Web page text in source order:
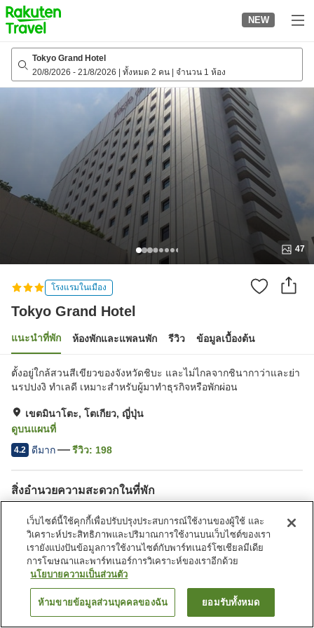
to
top
page
NEW
Tokyo Grand Hotel
20/8/2026 - 21/8/2026 ทั้งหมด 2 คน จำนวน 1 ห้อง
47
โรงแรมในเมือง
Tokyo Grand Hotel
แนะนำที่พัก ห้องพักและแพลนพัก รีวิว ข้อมูลเบื้องต้น
ตั้งอยู่ใกล้สวนสีเขียวของจังหวัดชิบะ และไม่ไกลจากชินากาว่าและย่า
นรปปงงิ ทำเลดี เหมาะสำหรับผู้มาทำธุรกิจหรือพักผ่อน
เขตมินาโตะ, โตเกียว, ญี่ปุ่น
ดูบนแผนที่
4.2 ดีมาก รีวิว: 198
สิ่งอำนวยความสะดวกในที่พัก
ร้านอาหาร
คาเฟ่
หน้าแรก ญี่ปุ่น โตเกียว เขตมินาโตะ Tokyo Grand Hotel
ค้นหาห้องพัก
เว็บไซต์นี้ใช้คุกกี้เพื่อปรับปรุงประสบการณ์ใช้งานของผู้ใช้ และ
วิเคราะห์ประสิทธิภาพและปริมาณการใช้งานบนเว็บไซต์ของเรา
เรายังแบ่งปันข้อมูลการใช้งานไซต์กับพาร์ทเนอร์โซเชียลมีเดีย
การโฆษณาและพาร์ทเนอร์การวิเคราะห์ของเราอีกด้วย
นโยบายความเป็นส่วนตัว
ห้ามขายข้อมูลส่วนบุคคลของฉัน ยอมรับทั้งหมด